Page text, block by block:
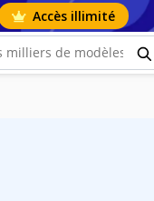
Accès illimité